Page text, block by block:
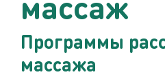
Программы
массажа